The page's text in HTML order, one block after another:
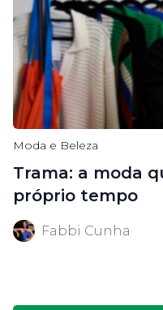
Moda e Beleza
Trama: a moda
próprio tempo
Fabbi Cunha